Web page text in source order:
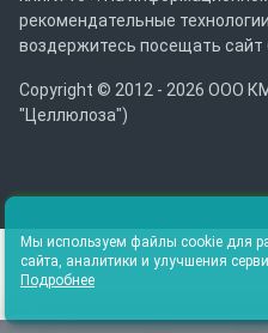
рекомендательные
воздержитесь посещать сайт
Copyright © 2012 - 2026 ООО
"Целлюлоза")
Мы используем файлы cookie для
сайта, аналитики и улучшения
Подробнее